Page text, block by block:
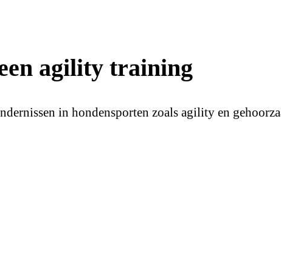
agility training
in hondensporten zoals agility en